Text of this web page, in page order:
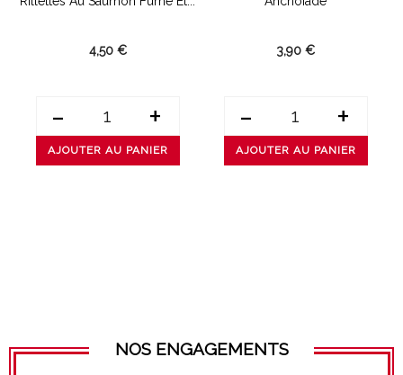
4,50 €
- +
AJOUTER AU PANIER
3,90 €
- +
AJOUTER AU PANIER
NOS ENGAGEMENTS